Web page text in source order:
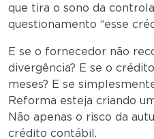
que tira o sono da
questionamento “esse
E se o fornecedor não
divergência? E se o
meses? E se
Reforma esteja criando
Não apenas o risco da
crédito contábil.